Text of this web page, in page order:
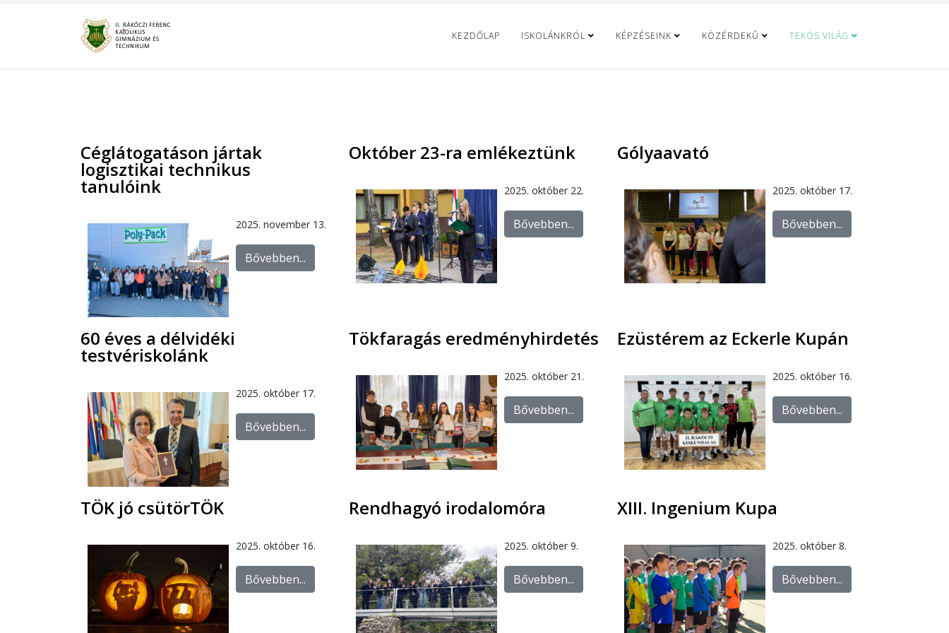
KEZDŐLAP ISKOLÁNKRÓL KÉPZÉSEINK KÖZÉRDEKŰ TEKÓS VILÁG
Céglátogatáson jártak
logisztikai technikus
tanulóink
2025. november 13.
Bővebben...
Október 23-ra emlékeztünk
2025. október 22.
Bővebben...
Gólyaavató
2025. október 17.
Bővebben...
60 éves a délvidéki
testvériskolánk
2025. október 17.
Bővebben...
Tökfaragás eredményhirdetés
2025. október 21.
Bővebben...
Ezüstérem az Eckerle Kupán
2025. október 16.
Bővebben...
TÖK jó csütörTÖK
2025. október 16.
Bővebben...
Rendhagyó irodalomóra
2025. október 9.
Bővebben...
XIII. Ingenium Kupa
2025. október 8.
Bővebben...